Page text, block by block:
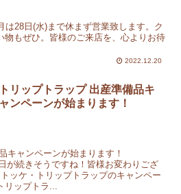
は28日(水)まで休まず営業致します。ク
物もぜひ。皆様のご来店を、心よりお待
2022.12.20
トリップトラップ 出産準備品キ
ャンペーンが始まります！
キャンペーンが始まります！
が続きそうですね！皆様お変わりござ
ッケ・トリップトラップのキャンペー
リップトラ...